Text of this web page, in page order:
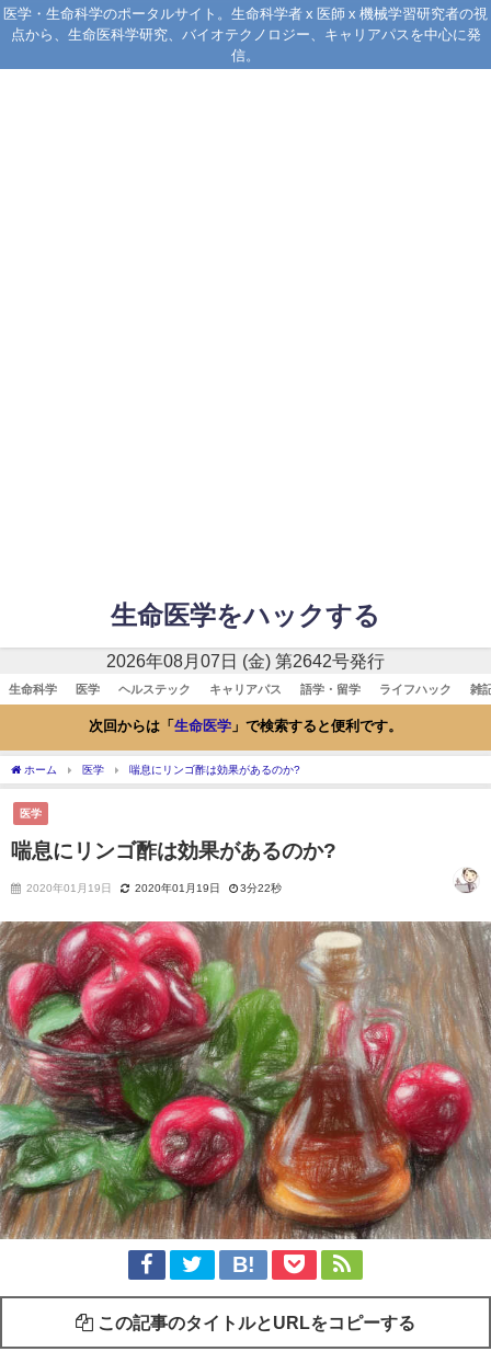
医学・生命科学のポータルサイト。生命科学者 x 医師 x 機械学習研究者の視
点から、生命医科学研究、バイオテクノロジー、キャリアパスを中心に発
信。
生命医学をハックする
2026年08月07日 (金) 第2642号発行
生命科学 医学 ヘルステック キャリアパス 語学・留学 ライフハック 雑
次回からは「 生命医学 」で検索すると便利です。
ホーム 医学 喘息にリンゴ酢は効果があるのか?
医学
喘息にリンゴ酢は効果があるのか?
2020年01月19日 2020年01月19日 3分22秒
この記事のタイトルとURLをコピーする